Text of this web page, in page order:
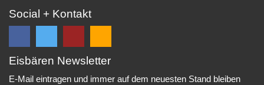
Social + Kontakt
Folge Folge EC
Falls
Eisbären Newsletter
E-Mail eintragen und immer auf dem neuesten Stand bleiben